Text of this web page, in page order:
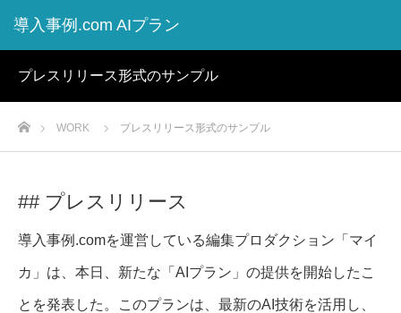
導入事例.com AIプラン
プレスリリース形式のサンプル
ホームWORK プレスリリース形式のサンプル
## プレスリリース
導入事例.comを運営している編集プロダクション「マイ
カ」は、本日、新たな「AIプラン」の提供を開始したこ
とを発表した。このプランは、最新のAI技術を活用し、